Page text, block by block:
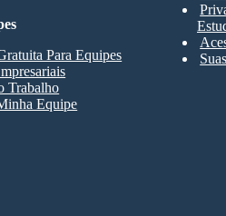
Para Equipes
Trabalho
Equipe